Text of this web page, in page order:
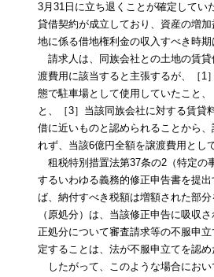
3月31日に立ち退くことが確定してい
貸借契約が成立しており、資産の増
地に係る借地権利金の収入すべき時
請求人は、同族会社との土地の賃
渡費用に該当すると主張するが、［1
態で駐車場として使用していたこと
と、［3］当該同族会社に対する賃貸
借に近いものと認められることから
れず、当該6億円全額を譲渡費用とし
租税特別措置法第37条の2（特定の
するいわゆる義務的修正申告書を提
ば、納付すべき税額は増額された部
（原処分）は、当該修正申告に吸収
正処分について審査請求等の不服申
定することは、法が不服申立てを認
したがって、このような場合におい